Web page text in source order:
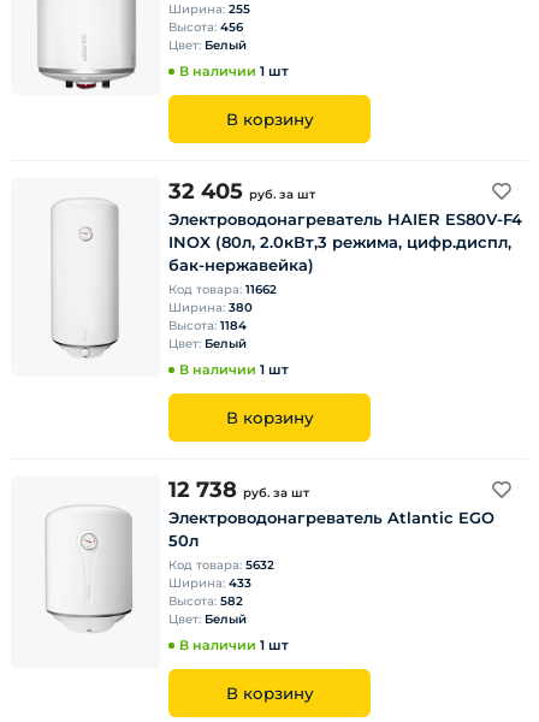
Ширина: 255
Высота: 456
Цвет: Белый
В наличии 1 шт
В корзину
32 405 руб. за шт
Электроводонагреватель HAIER ES80V-F4
INOX (80л, 2.0кВт,3 режима, цифр.диспл,
бак-нержавейка)
Код товара: 11662
Ширина: 380
Высота: 1184
Цвет: Белый
В наличии 1 шт
В корзину
12 738 руб. за шт
Электроводонагреватель Atlantic EGO
50л
Код товара: 5632
Ширина: 433
Высота: 582
Цвет: Белый
В наличии 1 шт
В корзину